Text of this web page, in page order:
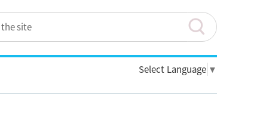
Select Language ▼